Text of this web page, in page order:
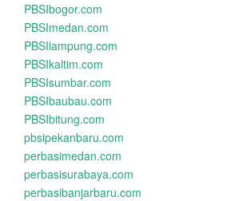
PBSIbogor.com
PBSImedan.com
PBSIlampung.com
PBSIkaltim.com
PBSIsumbar.com
PBSIbaubau.com
PBSIbitung.com
pbsipekanbaru.com
perbasimedan.com
perbasisurabaya.com
perbasibanjarbaru.com